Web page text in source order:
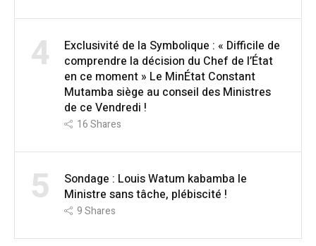
4
Exclusivité de la Symbolique : « Difficile de
comprendre la décision du Chef de l’État
en ce moment » Le MinÉtat Constant
Mutamba siège au conseil des Ministres
de ce Vendredi !
16Shares
5
Sondage : Louis Watum kabamba le
Ministre sans tâche, plébiscité !
9Shares